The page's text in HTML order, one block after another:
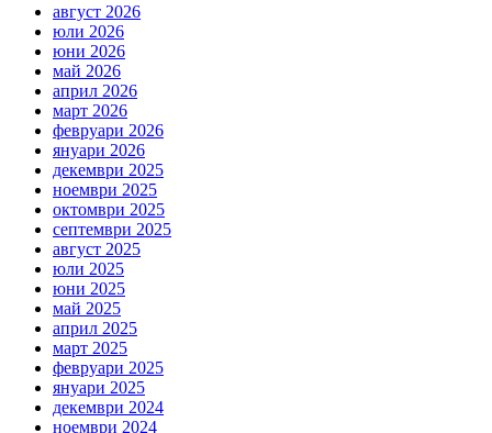
август 2026
юли 2026
юни 2026
май 2026
април 2026
март 2026
февруари 2026
януари 2026
декември 2025
ноември 2025
октомври 2025
септември 2025
август 2025
юли 2025
юни 2025
май 2025
април 2025
март 2025
февруари 2025
януари 2025
декември 2024
ноември 2024